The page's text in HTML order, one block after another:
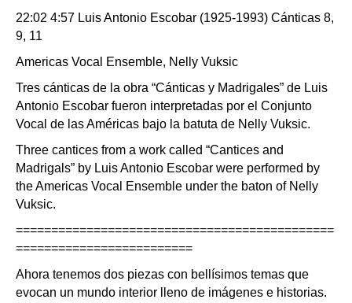
22:02 4:57 Luis Antonio Escobar (1925-1993) Cánticas 8,
9, 11
Americas Vocal Ensemble, Nelly Vuksic
Tres cánticas de la obra “Cánticas y Madrigales” de Luis
Antonio Escobar fueron interpretadas por el Conjunto
Vocal de las Américas bajo la batuta de Nelly Vuksic.
Three cantices from a work called “Cantices and
Madrigals” by Luis Antonio Escobar were performed by
the Americas Vocal Ensemble under the baton of Nelly
Vuksic.
=============================================
=========================
Ahora tenemos dos piezas con bellísimos temas que
evocan un mundo interior lleno de imágenes e historias.